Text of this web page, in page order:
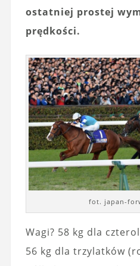
ostatniej prostej
prędkości.
fot. japan-
Wagi? 58 kg dla
56 kg dla trzylatków